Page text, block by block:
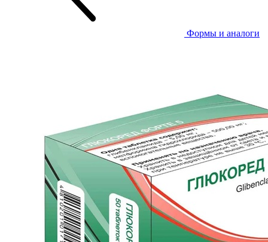
Формы и аналоги